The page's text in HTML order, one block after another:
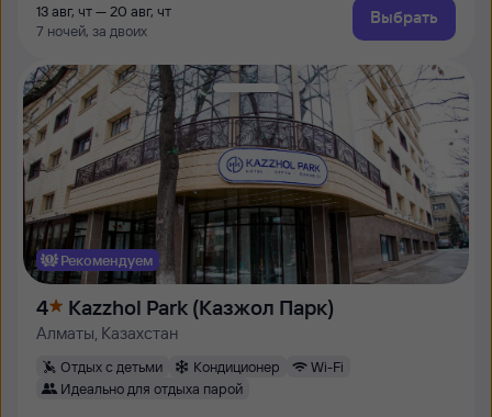
13 авг, чт — 20 авг, чт
7 ночей, за двоих
Выбрать
Рекомендуем
4 Kazzhol Park (Казжол Парк)
Алматы, Казахстан
Отдых с детьми Кондиционер
Wi-Fi
Идеально для отдыха парой